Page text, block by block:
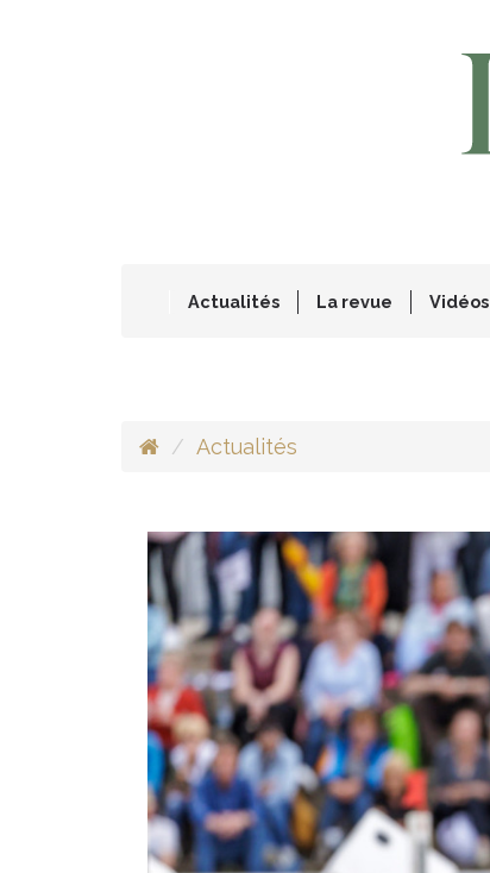
Actualités La revue Vidéos
Actualités